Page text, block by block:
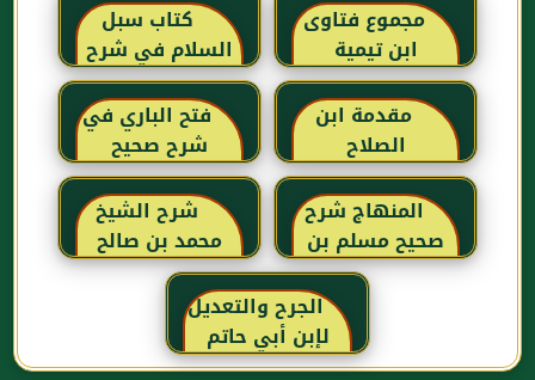
مجموع فتاوى
ابن تيمية
كتاب سبل
السلام في شرح
بلوغ المرام للإمام
الصنعاني رحمه
الله
مقدمة ابن
الصلاح
فتح الباري في
شرح صحيح
البخاري للحافظ
ابن حجر
العسقلاني
المنهاج شرح
صحيح مسلم بن
الحجاج
شرح الشيخ
محمد بن صالح
العثيمين لكتاب
رياض الصالحين
للإمام النووي
رحمهم الله تعالى
الجرح والتعديل
لإبن أبي حاتم